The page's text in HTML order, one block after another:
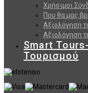
Χρήσιμοι
Που θα μας
Αξιολόγηση
Αξιολόγηση
Smart
Τουρισμού